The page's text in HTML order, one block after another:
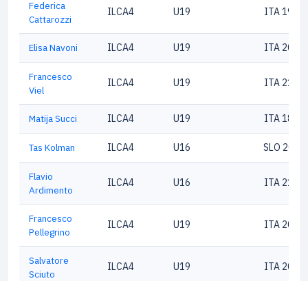
Federica
Cattarozzi
ILCA4 U19 ITA
Elisa Navoni ILCA4 U19 ITA
Francesco
Viel
ILCA4 U19 ITA
Matija Succi ILCA4 U19 ITA
Tas Kolman ILCA4 U16 SLO
Flavio
Ardimento
ILCA4 U16 ITA
Francesco
Pellegrino
ILCA4 U19 ITA
Salvatore
Sciuto
ILCA4 U19 ITA